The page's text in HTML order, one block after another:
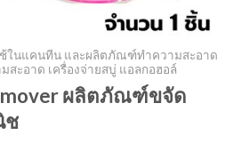
ช้ในแคนทีน และผลิตภัณฑ์ทำความสะอาด
ะอาด เครื่องจ่ายสบู่ แอลกอฮอล์
ผลิตภัณฑ์ขจัด
ช